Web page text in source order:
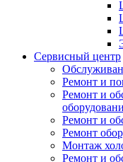
Сервисный центр
Ремонт и
Ремонт и
Ремонт и
Ремонт
Монтаж
Ремонт и